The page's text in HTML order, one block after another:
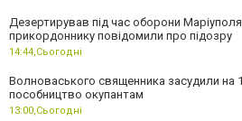
Дезертирував під час оборони
прикордоннику повідомили про підозру
14:44,Сьогодні
Волноваського священника засудили на
пособництво окупантам
13:00,Сьогодні